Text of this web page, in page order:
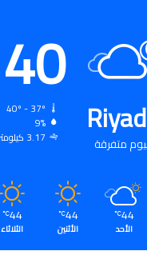
متفرقة
40
9%
3.17 كيلومتر/ساعة
44
℃
الأحد
44
℃
الأثنين
44
℃
الثلاثاء